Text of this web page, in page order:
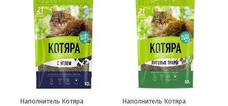
Наполнитель Котяра
Наполнитель Котяра